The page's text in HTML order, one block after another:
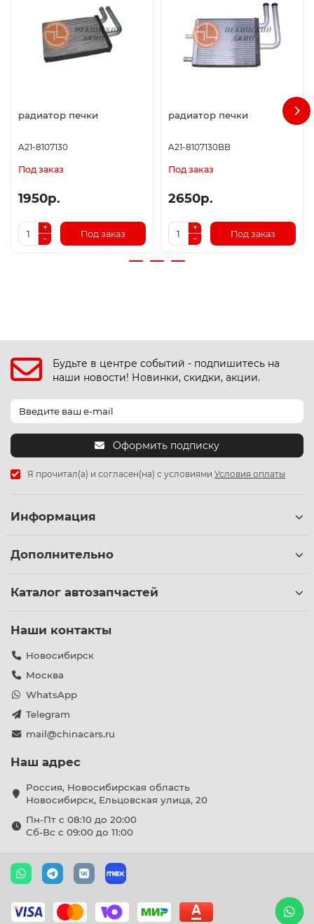
радиатор печки
A21-8107130
Под заказ
1950р.
Под заказ
радиатор печки
A21-8107130BB
Под заказ
2650р.
Под заказ
Будьте в центре событий - подпишитесь на
наши новости! Новинки, скидки, акции.
Оформить подписку
Я прочитал(а) и согласен(на) с условиями Условия оплаты
Информация
Дополнительно
Каталог автозапчастей
Наши контакты
Новосибирск
Москва
WhatsApp
Telegram
mail@chinacars.ru
Наш адрес
Россия, Новосибирская область
Новосибирск, Ельцовская улица, 20
Пн-Пт с 08:10 до 20:00
Сб-Вс с 09:00 до 11:00